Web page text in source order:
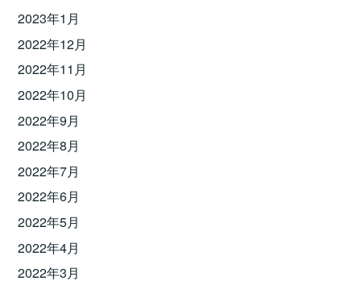
2023年1月
2022年12月
2022年11月
2022年10月
2022年9月
2022年8月
2022年7月
2022年6月
2022年5月
2022年4月
2022年3月